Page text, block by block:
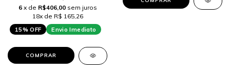
6 x de R$406,00 sem juros
18x de R$ 165,26
15% OFF
Envio Imediato
COMPRAR